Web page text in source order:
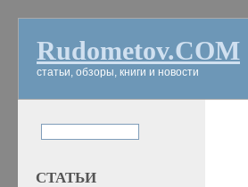
Rudometov.COM
статьи, обзоры, книги и новости
СТАТЬИ